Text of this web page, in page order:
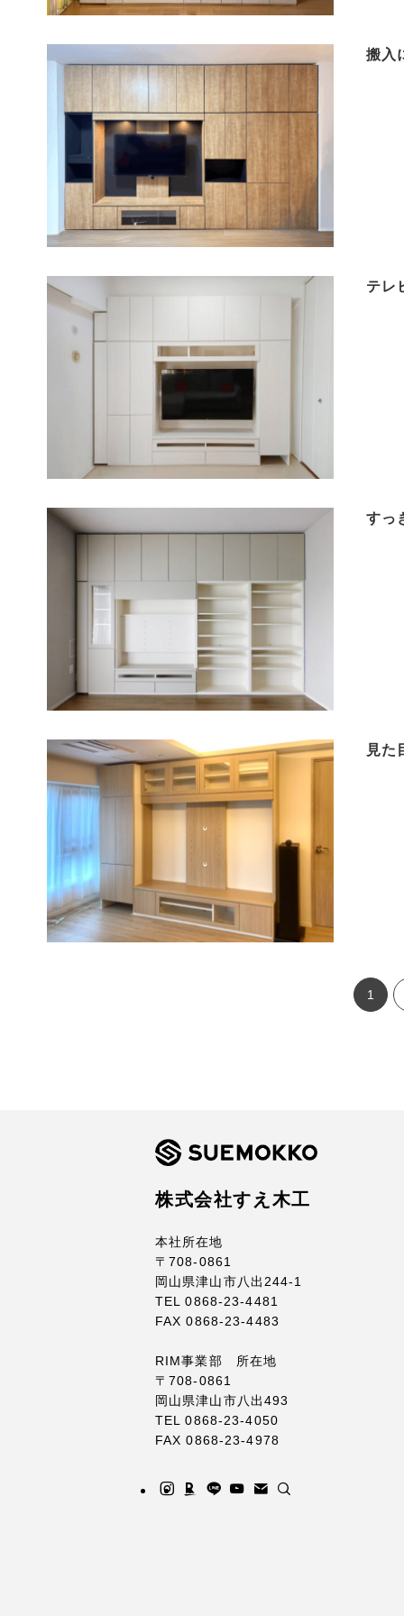
搬入
テレ
すっ
見た
1
株式会社すえ木工
本社所在地
〒708-0861
岡山県津山市八出244-1
TEL 0868-23-4481
FAX 0868-23-4483
RIM事業部 所在地
〒708-0861
岡山県津山市八出493
TEL 0868-23-4050
FAX 0868-23-4978